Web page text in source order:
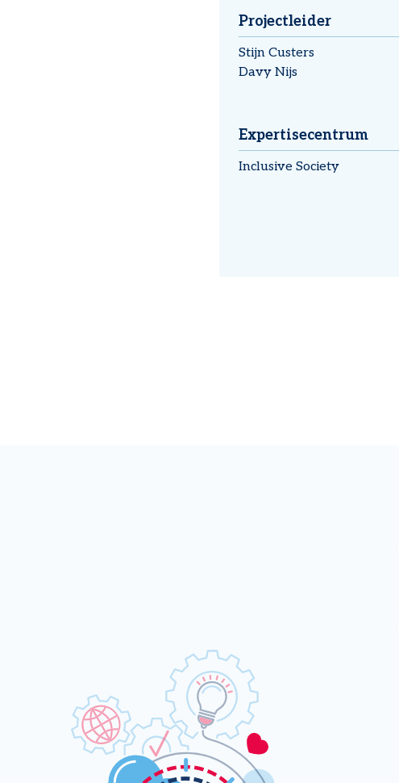
Projectleider
Stijn Custers
Davy Nijs
Expertisecentrum
Inclusive Society